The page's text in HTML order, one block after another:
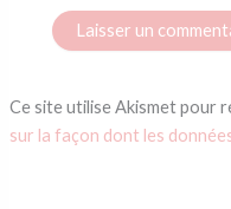
Ce site utilise Akismet pour
sur la façon dont les